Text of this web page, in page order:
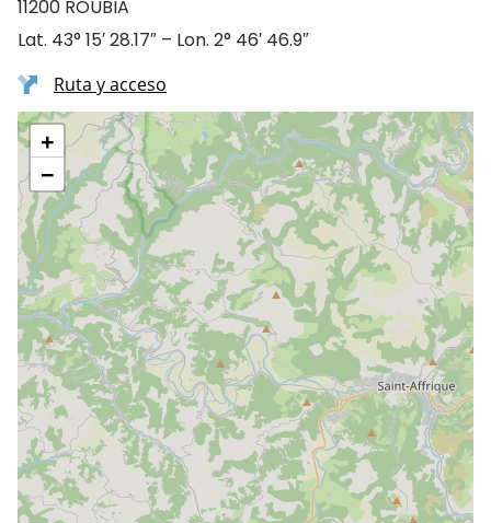
11200 ROUBIA
Lat. 43° 15′ 28.17″ – Lon. 2° 46′ 46.9″
Ruta y acceso
+
−